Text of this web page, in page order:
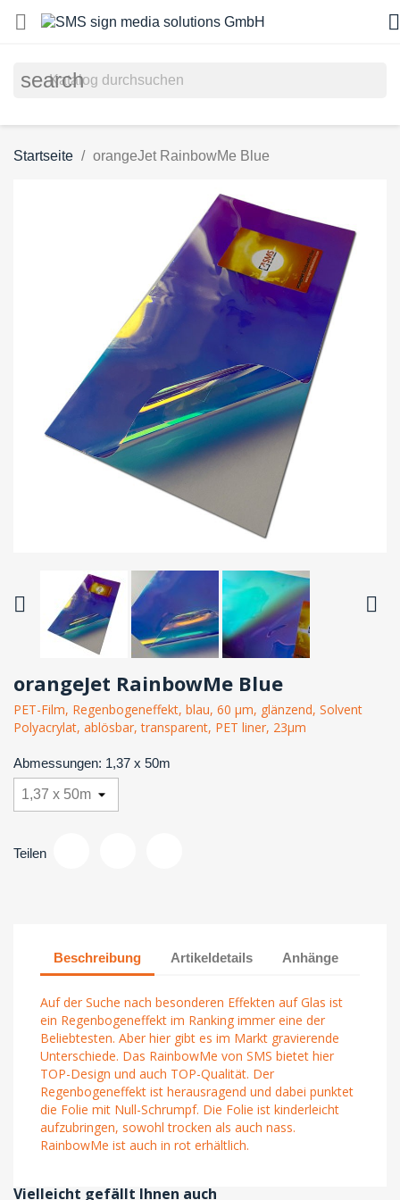
 
search
Startseite orangeJet RainbowMe Blue
 
orangeJet RainbowMe Blue
PET-Film, Regenbogeneffekt, blau, 60 µm, glänzend, Solvent
Polyacrylat, ablösbar, transparent, PET liner, 23µm
Abmessungen: 1,37 x 50m
Teilen
Beschreibung Artikeldetails Anhänge
Auf der Suche nach besonderen Effekten auf Glas ist
ein Regenbogeneffekt im Ranking immer eine der
Beliebtesten. Aber hier gibt es im Markt gravierende
Unterschiede. Das RainbowMe von SMS bietet hier
TOP-Design und auch TOP-Qualität. Der
Regenbogeneffekt ist herausragend und dabei punktet
die Folie mit Null-Schrumpf. Die Folie ist kinderleicht
aufzubringen, sowohl trocken als auch nass.
RainbowMe ist auch in rot erhältlich.
Vielleicht gefällt Ihnen auch